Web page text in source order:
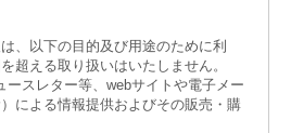
、以下の目的及び用途のために利
超える取り扱いはいたしません。
ースレター等、webサイトや電子メー
による情報提供およびその販売・購